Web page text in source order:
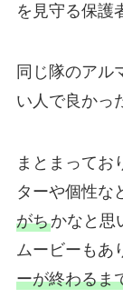
を見守る保護
同じ隊のアル
い人で良かっ
まとまってお
ターや個性な
がちかなと思
ムービーもあ
ーが終わるま